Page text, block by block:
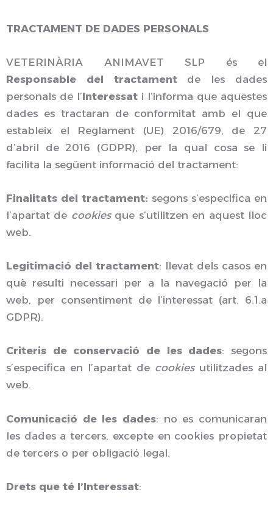
TRACTAMENT DE DADES PERSONALS
VETERINÀRIA ANIMAVET SLP és el
Responsable del tractamentde les dades
personals de l’Interessat i l’informa que aquestes
dades es tractaran de conformitat amb el que
estableix el Reglament (UE) 2016/679, de 27
d’abril de 2016 (GDPR), per la qual cosa se li
facilita la següent informació del tractament:
Finalitats del tractament: segons s’especifica en
l’apartat de cookies que s’utilitzen en aquest lloc
web.
Legitimació del tractament: llevat dels casos en
què resulti necessari per a la navegació per la
web, per consentiment de l’interessat (art. 6.1.a
GDPR).
Criteris de conservació de les dades: segons
s’especifica en l’apartat de cookies utilitzades al
web.
Comunicació de les dades: no es comunicaran
les dades a tercers, excepte en cookies propietat
de tercers o per obligació legal.
Drets que té l’Interessat: